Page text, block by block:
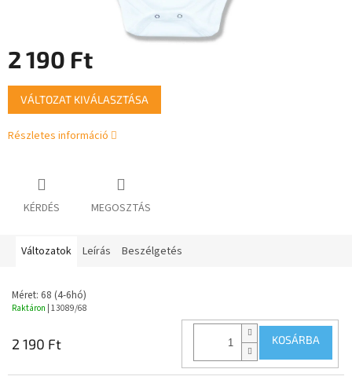
2 190 Ft
Egységár:
VÁLTOZAT KIVÁLASZTÁSA
Részletes információ
KÉRDÉS MEGOSZTÁS
Változatok Leírás Beszélgetés
Méret: 68 (4-6hó)
Raktáron | 13089/68
2 190 Ft KOSÁRBA